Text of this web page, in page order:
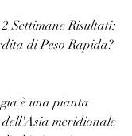
Settimane Risultati:
di Peso Rapida?
è una pianta
meridionale